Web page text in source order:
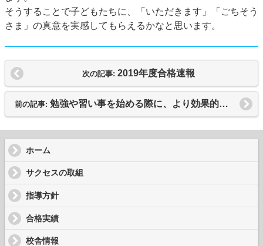
そうすることで子どもたちに、「いただきます」「ごちそう
さま」の真意を実感してもらえるかなと思います。
次の記事: 2019年度合格速報
前の記事: 勉強や習い事を始める際に、より効果的に学んでいただくための方法
ホーム
サクセスの取組
指導方針
合格実績
校舎情報